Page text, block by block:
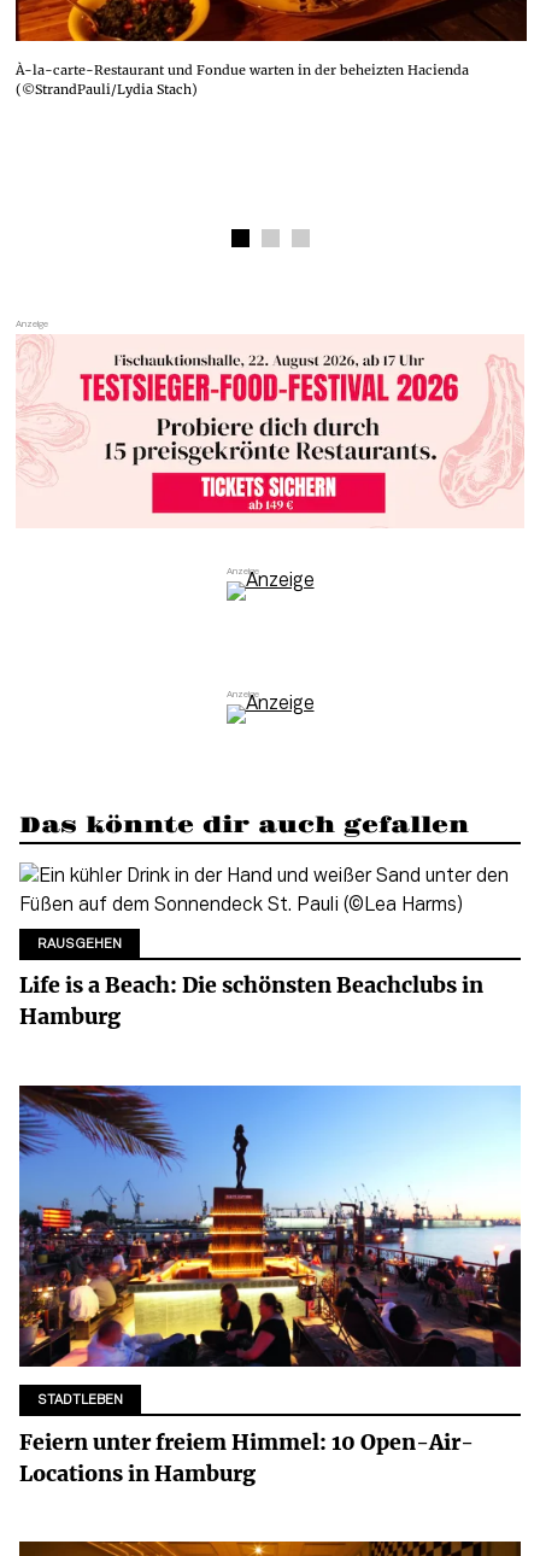
À-la-carte-Restaurant und Fondue warten in der beheizten Hacienda
(©StrandPauli/Lydia Stach)
Das könnte dir auch gefallen
RAUSGEHEN
Life is a Beach: Die schönsten Beachclubs in
Hamburg
STADTLEBEN
Feiern unter freiem Himmel: 10 Open-Air-
Locations in Hamburg